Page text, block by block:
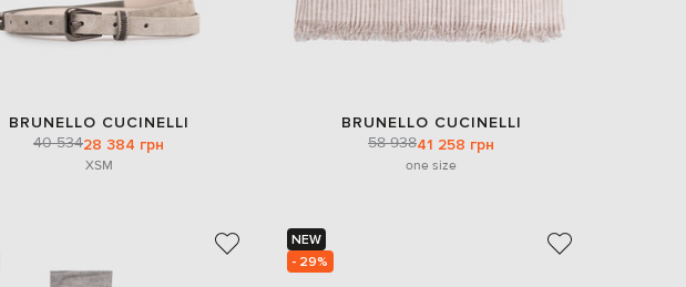
Sweden
BRUNELLO CUCINELLI
40 53428 384 грн
XSM
BRUNELLO CUCINELLI
58 93841 258 грн
one size
NEW
- 29%